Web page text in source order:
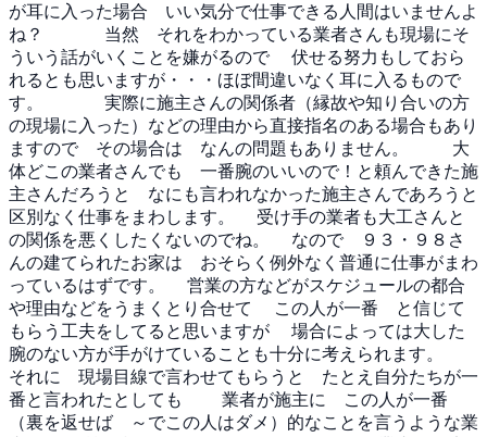
が耳に入った場合 いい気分で仕事できる人間はいませんよ
ね？
当然 それをわかっている業者さんも現場にそ
ういう話がいくことを嫌がるので
伏せる努力もしておら
れるとも思いますが・・・ほぼ間違いなく耳に入るもので
す。
実際に施主さんの関係者（縁故や知り合いの方
の現場に入った）などの理由から直接指名のある場合もあり
ますので その場合は なんの問題もありません。
大
体どこの業者さんでも 一番腕のいいので！と頼んできた施
主さんだろうと なにも言われなかった施主さんであろうと
区別なく仕事をまわします。
受け手の業者も大工さんと
の関係を悪くしたくないのでね。
なので ９３・９８さ
んの建てられたお家は おそらく例外なく普通に仕事がまわ
っているはずです。
営業の方などがスケジュールの都合
や理由などをうまくとり合せて
この人が一番 と信じて
もらう工夫をしてると思いますが
場合によっては大した
腕のない方が手がけていることも十分に考えられます。
それに 現場目線で言わせてもらうと たとえ自分たちが一
番と言われたとしても
業者が施主に この人が一番
（裏を返せば ～でこの人はダメ）的なことを言うような業